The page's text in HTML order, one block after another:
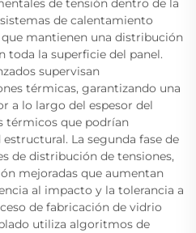
de tensión dentro de la
de calentamiento
mantienen una distribución
toda la superficie del panel.
supervisan
térmicas, garantizando una
a lo largo del espesor del
térmicos que podrían
La segunda fase de
de distribución de tensiones,
mejoradas que aumentan
al impacto y la tolerancia a
de fabricación de vidrio
utiliza algoritmos de